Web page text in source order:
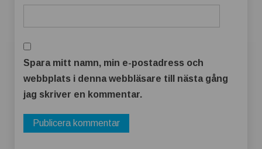
Spara mitt namn, min e-postadress och
webbplats i denna webbläsare till nästa gång
jag skriver en kommentar.